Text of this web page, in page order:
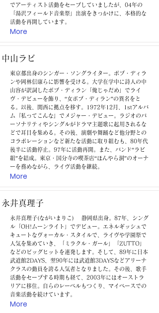
でアーティスト活動をセーブしていましたが、04年の
「湯沢フィールド音楽祭」出演をきっかけに、本格的な
活動を再開しています。
More
中山ラビ
東京都出身のシンガー・ソングライター。ボブ・ディラ
ンや岡林信康らに影響を受ける。大学在学中に詩人の中
山容が訳詞したボブ・ディラン「俺じゃだめ」でライ
ヴ・デビューを飾り、“女ボブ・ディラン”の異名をと
る。以後、関西に拠点を移す。1972年12月、1stアルバ
ム『私ってこんな』でメジャー・デビュー。ラジオのパ
ーソナリティやシングルがドラマ主題歌に起用されるな
どで耳目を集める。その後、演劇や舞踊など他分野との
コラボレーションなど新たな活動に取り組むも、80年代
後半に活動停止。97年に活動再開。また、バンド“ラビ
組”を結成。東京・国分寺の喫茶店“ほんやら洞”のオーナ
ーを務めながら、ライヴ活動を継続。
More
永井真理子
永井真理子(ながいまりこ) 静岡県出身。87年、シング
ル「OH!ムーンライト」でデビュー。エネルギッシュで
キュートなヴォーカル・スタイルで、ライヴや学園祭で
人気を集めていき、「ミラクル・ガール」「ZUTTO」
などのビッグヒットを連発します。そして、89年に日本
武道館2DAYS、翌90年には武道館3DAYSなどアリーナ
クラスの動員を誇る人気者となりました。その後、歌手
活動をセーブする時期も経て、2003年にはオーストラ
リアに移住。自らのレーベルもつくり、マイペースでの
音楽活動を続けています。
More